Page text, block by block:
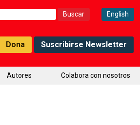
English
Dona Suscribirse Newsletter
Autores Colabora con nosotros